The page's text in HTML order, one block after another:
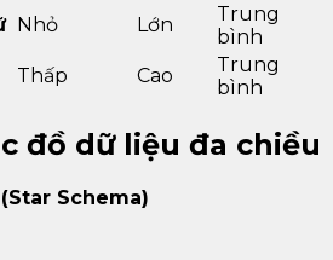
Nhỏ Lớn
Trung
bình
Thấp Cao
Trung
bình
đồ dữ liệu đa chiều
Schema)